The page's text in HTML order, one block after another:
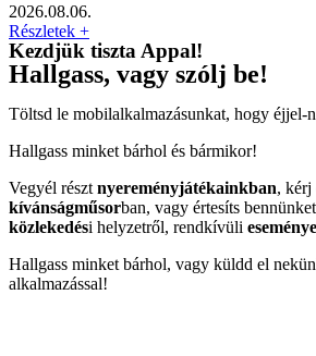
2026.08.06.
Részletek +
Kezdjük tiszta Appal!
Hallgass, vagy szólj be!
Töltsd le mobilalkalmazásunkat, hogy éjjel-
Hallgass minket bárhol és bármikor!
Vegyél részt nyereményjátékainkban, kérj
kívánságműsorban, vagy értesíts
közlekedési helyzetről, rendkívüli
Hallgass minket bárhol, vagy küldd el
alkalmazással!